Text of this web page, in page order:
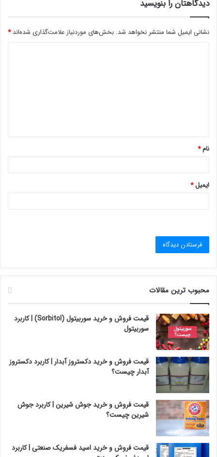
دیدگاهتان را بنویسید
نشانی ایمیل شما منتشر نخواهد شد. بخش‌های موردنیاز علامت‌گذاری شده‌اند*
*
نام*
ایمیل*
محبوب ترین مقالات
قیمت فروش و خرید سوربیتول (Sorbitol) | کاربرد
سوربیتول
قیمت فروش و خرید دکستروز آبدار | کاربرد دکستروز
آبدار چیست؟
قیمت فروش و خرید جوش شیرین | کاربرد جوش
شیرین چیست؟
قیمت فروش و خرید اسید فسفریک صنعتی | کاربرد